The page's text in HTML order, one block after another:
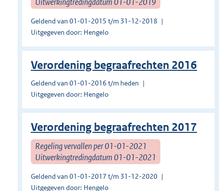
Geldend van 01-01-2015 t/m 31-12-2018
Uitgegeven door: Hengelo
Verordening begraafrechten 2016
Geldend van 01-01-2016 t/m heden
Uitgegeven door: Hengelo
Verordening begraafrechten 2017
Regeling vervallen per 01-01-2021
Uitwerkingtredingdatum 01-01-2021
Geldend van 01-01-2017 t/m 31-12-2020
Uitgegeven door: Hengelo